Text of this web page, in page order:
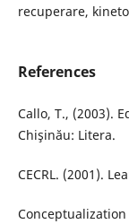
recuperare,
References
Callo, T., (2003).
Chişinău: Litera.
CECRL. (2001).